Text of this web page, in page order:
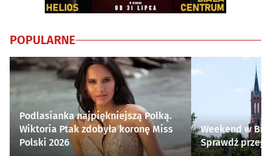
POPULARNE
Podlasianka najpiękniejszą Polką.
Wiktoria Ptak zdobyła koronę Miss
Polski 2026
Weekend w
Sprawdź